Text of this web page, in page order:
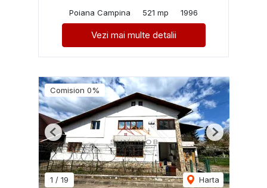
Poiana Campina
521 mp 1996
Vezi mai multe detalii
Comision 0%
1 / 19 Harta
Previous Next